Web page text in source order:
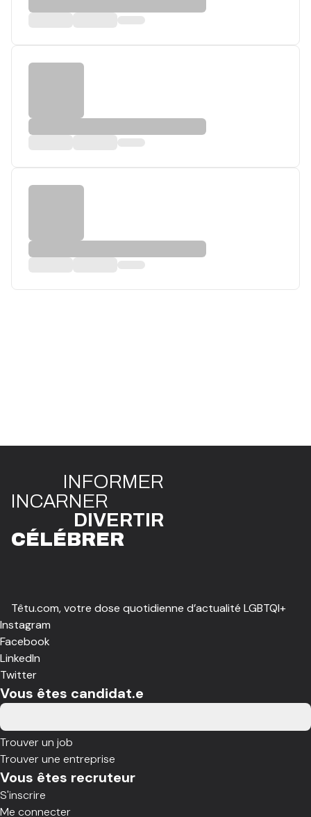
INFORMER
INCARNER
DIVERTIR
CÉLÉBRER
Têtu.com, votre dose quotidienne d’actualité LGBTQI+
Instagram
Facebook
LinkedIn
Twitter
Vous êtes candidat.e
Trouver un job
Trouver une entreprise
Vous êtes recruteur
S'inscrire
Me connecter